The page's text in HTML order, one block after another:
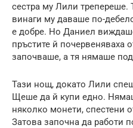
сестра му Лили трепереше.
винаги му даваше по-
е добре. Но Даниел
пръстите й почервеняваха
започваше, а тя нямаше
Тази нощ, докато Лили
Щеше да й купи едно.
няколко монети, спестени
Затова започна да работи